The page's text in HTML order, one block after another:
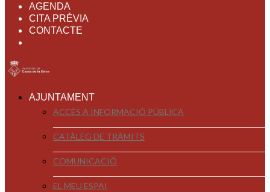
AGENDA
CITA PRÈVIA
CONTACTE
AJUNTAMENT
ACCÉS A INFORMACIÓ PÚBLICA
CATÀLEG DE TRÀMITS
COMUNICACIÓ
EL MEU ESPAI